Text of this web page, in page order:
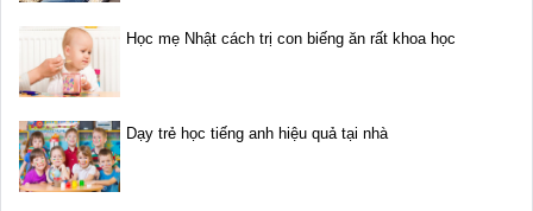
Học mẹ Nhật cách trị con biếng ăn rất khoa học
Dạy trẻ học tiếng anh hiệu quả tại nhà